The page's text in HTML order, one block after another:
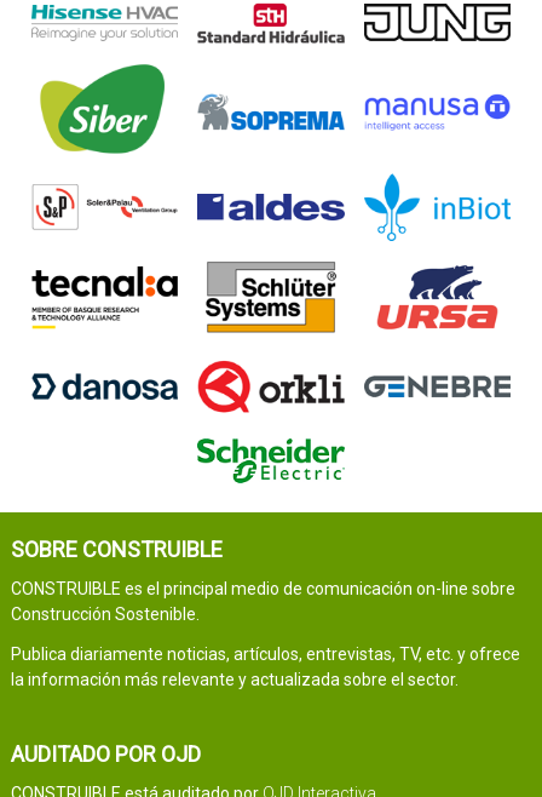
SOBRE CONSTRUIBLE
CONSTRUIBLE es el principal medio de comunicación on-line sobre
Construcción Sostenible.
Publica diariamente noticias, artículos, entrevistas, TV, etc. y ofrece
la información más relevante y actualizada sobre el sector.
AUDITADO POR OJD
CONSTRUIBLE está auditado por OJD Interactiva